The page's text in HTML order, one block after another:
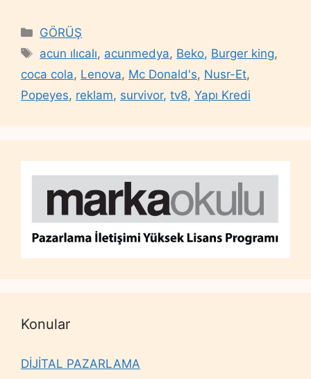
Categories
GÖRÜŞ
Tags
acun ılıcalı, acunmedya, Beko, Burger king,
coca cola, Lenova, Mc Donald's, Nusr-Et,
Popeyes, reklam, survivor, tv8, Yapı Kredi
Konular
DİJİTAL PAZARLAMA